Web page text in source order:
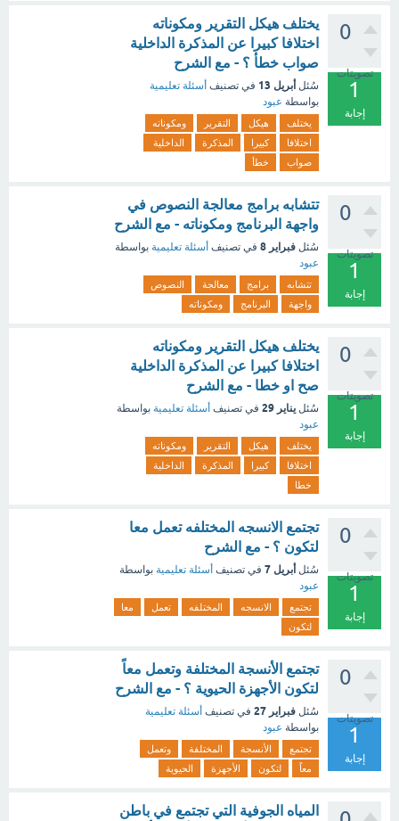
0
تصويتات
1
إجابة
يختلف هيكل التقرير ومكوناته
اختلافا كبيرا عن المذكرة الداخلية
صواب خطأ ؟ - مع الشرح
سُئل أبريل 13 في تصنيف أسئلة تعليمية
بواسطة عبود
يختلف هيكل التقرير
ومكوناته
اختلافا
كبيرا المذكرة
الداخلية
صواب
خطأ
0
تصويتات
1
إجابة
تتشابه برامج معالجة النصوص في
واجهة البرنامج ومكوناته - مع الشرح
سُئل فبراير 8 في تصنيف أسئلة تعليمية بواسطة
عبود
تتشابه برامج معالجة
النصوص
واجهة
البرنامج ومكوناته
0
تصويتات
1
إجابة
يختلف هيكل التقرير ومكوناته
اختلافا كبيرا عن المذكرة الداخلية
صح او خطا - مع الشرح
سُئل يناير 29 في تصنيف أسئلة تعليمية بواسطة
عبود
يختلف هيكل التقرير
ومكوناته
اختلافا
كبيرا المذكرة
الداخلية
خطا
0
تصويتات
1
إجابة
تجتمع الانسجه المختلفه تعمل معا
لتكون ؟ - مع الشرح
سُئل أبريل 7 في تصنيف أسئلة تعليمية بواسطة
عبود
تجتمع الانسجه المختلفه تعمل
معا
لتكون
0
تصويتات
1
إجابة
تجتمع الأنسجة المختلفة وتعمل معاً
لتكون الأجهزة الحيوية ؟ - مع الشرح
سُئل فبراير 27 في تصنيف أسئلة تعليمية
بواسطة عبود
تجتمع الأنسجة المختلفة
وتعمل
معاً
لتكون الأجهزة الحيوية
المياه الجوفية التي تجتمع في باطن